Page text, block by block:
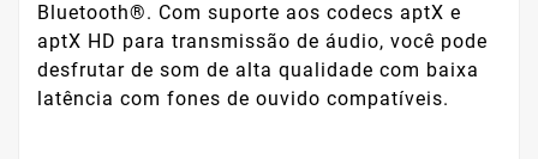
Bluetooth®. Com suporte aos codecs aptX e
aptX HD para transmissão de áudio, você pode
desfrutar de som de alta qualidade com baixa
latência com fones de ouvido compatíveis.